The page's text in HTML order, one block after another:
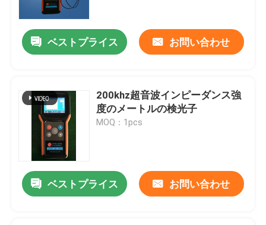
ベストプライス お問い合わせ
200khz超音波インピーダンス強
度のメートルの検光子
MOQ：1pcs
ベストプライス お問い合わせ